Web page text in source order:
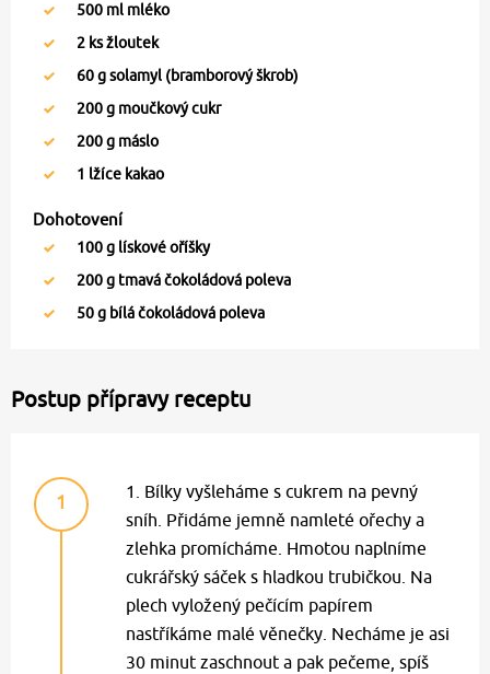
500 ml mléko
2 ks žloutek
60g solamyl (bramborový škrob)
200g moučkový cukr
200g máslo
1 lžíce kakao
Dohotovení
100g lískové oříšky
200g tmavá čokoládová poleva
50g bílá čokoládová poleva
Postup přípravy receptu
1
1. Bílky vyšleháme s cukrem na pevný
sníh. Přidáme jemně namleté ořechy a
zlehka promícháme. Hmotou naplníme
cukrářský sáček s hladkou trubičkou. Na
plech vyložený pečícím papírem
nastříkáme malé věnečky. Necháme je asi
30 minut zaschnout a pak pečeme, spíš